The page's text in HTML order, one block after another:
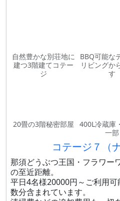
自然豊かな別荘地に
建つ3階建てコテー
ジ
BBQ可能な
リビングか
す
20畳の3階秘密部屋
400L冷蔵庫
一部
コテージ７（
那須どうぶつ王国・フラワー
の至近距離。
平日4名様20000円～ご利用
数分含まれています。